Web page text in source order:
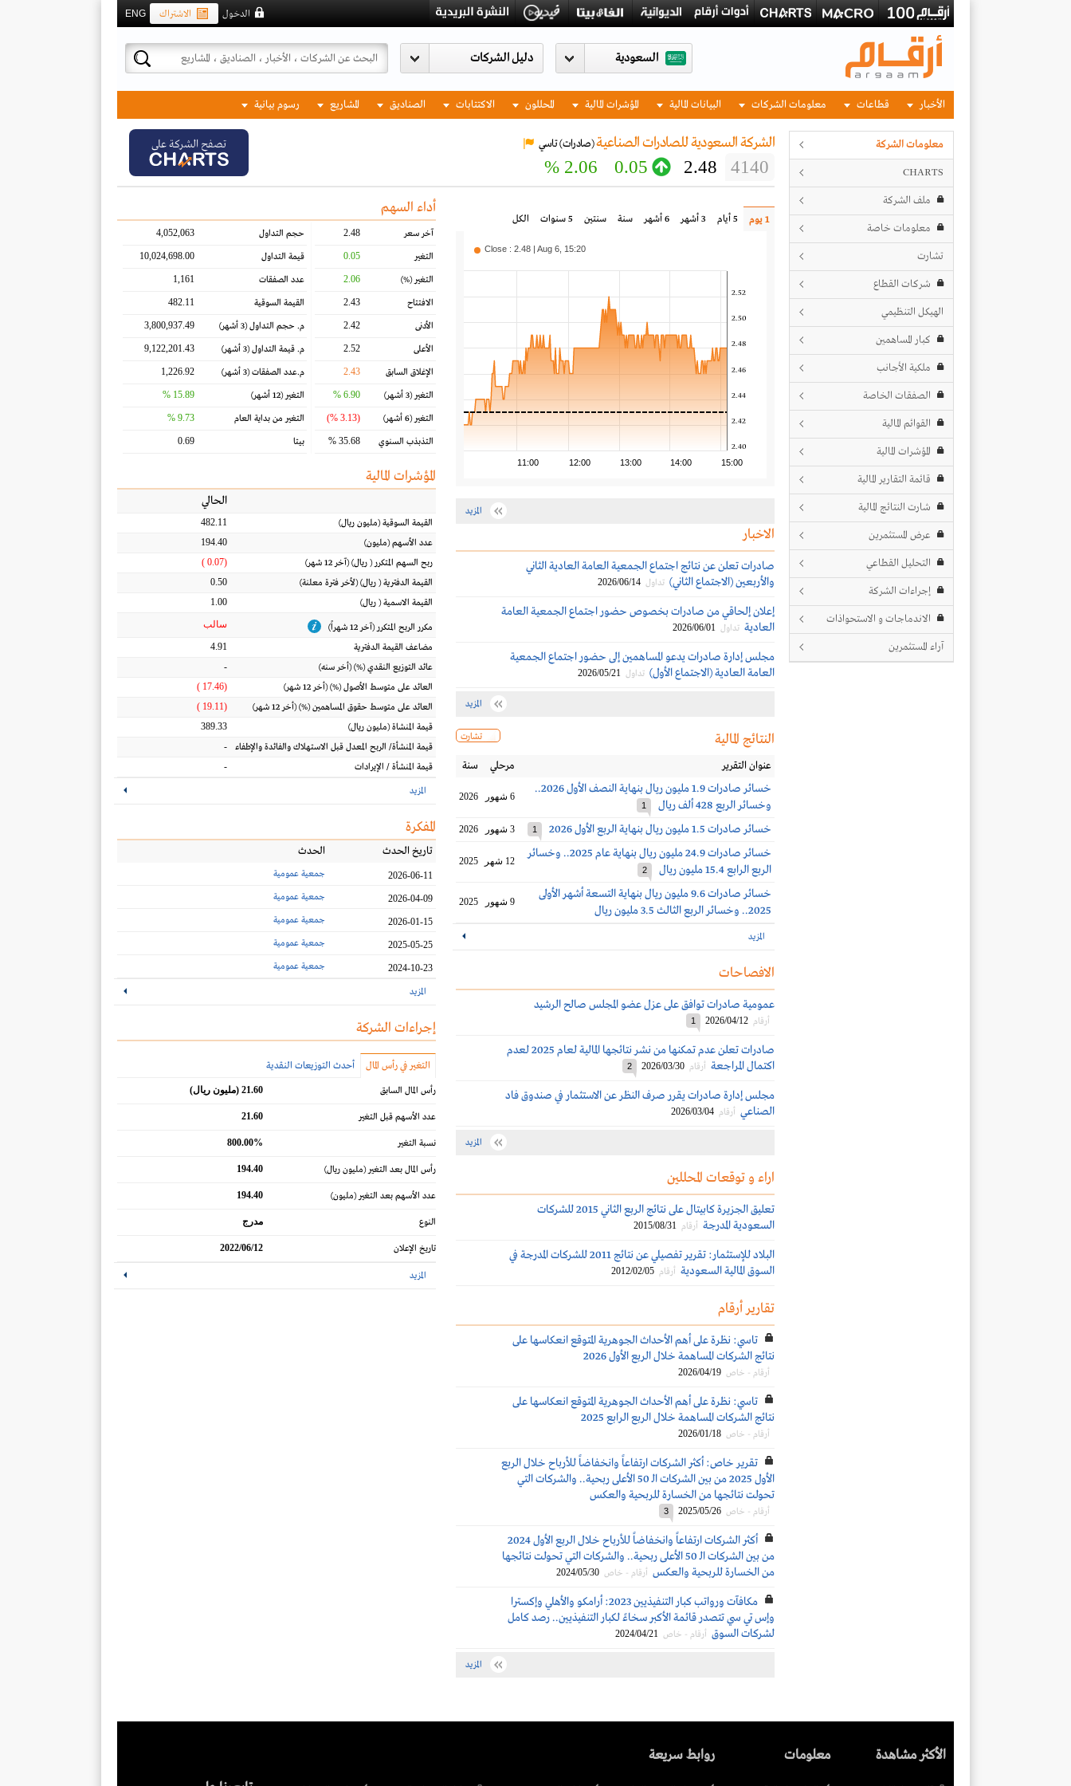
ENG الاشتراك الدخول
السعودية
الأخبار قطاعات معلومات الشركات البيانات المالية المؤشرات المالية المحللون الاكتتابات الصناديق المشاريع رسوم بيانية
معلومات الشركة
CHARTS
ملف الشركة
معلومات خاصة
تشارت
شركات القطاع
الهيكل التنظيمي
كبار المساهمين
ملكية الأجانب
الصفقات الخاصة
القوائم المالية
المؤشرات المالية
قائمة التقارير المالية
شارت النتائج المالية
عرض المستثمرين
التحليل القطاعي
إجراءات الشركة
الاندماجات و الاستحواذات
آراء المستثمرين
الشركة السعودية للصادرات الصناعية(صادرات)تاسي
4140
2.48
0.05
2.06 %
تصفح الشركة على
1 يوم 5 أيام 3 أشهر 6 أشهر سنة سنتين 5 سنوات الكل
11:00 12:00 13:00 14:00 15:00
2.40
2.42
2.44
2.46
2.48
2.50
2.52
Close : 2.48 | Aug 6, 15:20
المزيد
الاخبار
صادرات تعلن عن نتائج اجتماع الجمعية العامة العادية الثاني
والأربعين (الاجتماع الثاني) تداول 2026/06/14
إعلان إلحاقي من صادرات بخصوص حضور اجتماع الجمعية العامة
العادية تداول 2026/06/01
مجلس إدارة صادرات يدعو المساهمين إلى حضور اجتماع الجمعية
العامة العادية (الاجتماع الأول) تداول 2026/05/21
المزيد
تشارت النتائج المالية
عنوان التقرير مرحلي سنة
خسائر صادرات 1.9 مليون ريال بنهاية النصف الأول 2026..
وخسائر الربع 428 ألف ريال
1
6 شهور 2026
خسائر صادرات 1.5 مليون ريال بنهاية الربع الأول 2026 1 3 شهور 2026
خسائر صادرات 24.9 مليون ريال بنهاية عام 2025.. وخسائر
الربع الرابع 15.4 مليون ريال
2
12 شهر 2025
خسائر صادرات 9.6 مليون ريال بنهاية التسعة أشهر الأولى
2025.. وخسائر الربع الثالث 3.5 مليون ريال
9 شهور 2025
المزيد
الافصاحات
عمومية صادرات توافق على عزل عضو المجلس صالح الرشيد
أرقام 2026/04/12
1
صادرات تعلن عدم تمكنها من نشر نتائجها المالية لعام 2025 لعدم
اكتمال المراجعة أرقام 2026/03/30
2
مجلس إدارة صادرات يقرر صرف النظر عن الاستثمار في صندوق فاد
الصناعي أرقام 2026/03/04
المزيد
اراء و توقعات المحللين
تعليق الجزيرة كابيتال على نتائج الربع الثاني 2015 للشركات
السعودية المدرجة‎ أرقام 2015/08/31
البلاد للإستثمار: تقرير تفصيلي عن نتائج 2011 للشركات المدرجة في
السوق المالية السعودية أرقام 2012/02/05
تقارير أرقام
تاسي: نظرة على أهم الأحداث الجوهرية المتوقع انعكاسها على
نتائج الشركات المساهمة خلال الربع الأول 2026
أرقام - خاص 2026/04/19
تاسي: نظرة على أهم الأحداث الجوهرية المتوقع انعكاسها على
نتائج الشركات المساهمة خلال الربع الرابع 2025
أرقام - خاص 2026/01/18
تقرير خاص: أكثر الشركات ارتفاعاً وانخفاضاً للأرباح خلال الربع
الأول 2025 من بين الشركات الـ 50 الأعلى ربحية.. والشركات التي
تحولت نتائجها من الخسارة للربحية والعكس
أرقام - خاص 2025/05/26
3
أكثر الشركات ارتفاعاً وانخفاضاً للأرباح خلال الربع الأول 2024
من بين الشركات الـ 50 الأعلى ربحية.. والشركات التي تحولت نتائجها
من الخسارة للربحية والعكس أرقام - خاص 2024/05/30
مكافآت ورواتب كبار التنفيذيين 2023: أرامكو والأهلي وإكسترا
وإس تي سي تتصدر قائمة الأكبر سخاءً لكبار التنفيذيين.. رصد كامل
لشركات السوق أرقام - خاص 2024/04/21
المزيد
أداء السهم
آخر سعر 2.48
التغير 0.05
التغير(%)
2.06
الافتتاح 2.43
الأدنى 2.42
الأعلى 2.52
الإغلاق السابق 2.43
التغير(3 أشهر) 6.90 %
التغير(6 أشهر) (3.13 %)
التذبذب السنوي 35.68 %
حجم التداول 4,052,063
قيمة التداول 10,024,698.00
عدد الصفقات 1,161
القيمة السوقية 482.11
م. حجم التداول(3 أشهر) 3,800,937.49
م. قيمة التداول(3 أشهر) 9,122,201.43
م.عدد الصفقات(3 أشهر) 1,226.92
التغير(12 أشهر) 15.89 %
التغير من بداية العام 9.73 %
بيتا 0.69
المؤشرات المالية
الحالي
القيمة السوقية(مليون ريال)
482.11
عدد الأسهم(مليون)
194.40
ربح السهم المتكرر( ريال) (آخر 12 شهر)
(0.07 )
القيمة الدفترية( ريال) (لأخر فترة معلنة)
0.50
القيمة الاسمية( ريال)
1.00
مكرر الربح المتكرر (آخر 12 شهراً) سالب
مضاعف القيمة الدفترية
4.91
عائد التوزيع النقدي(%) (أخر سنه)
-
العائد على متوسط الأصول(%) (أخر 12 شهر)
(17.46 )
العائد على متوسط حقوق المساهمين(%) (أخر 12 شهر)
(19.11 )
قيمة المنشاة(مليون ريال)
389.33
قيمة المنشأة/ الربح المعدل قبل الاستهلاك والفائدة والإطفاء
-
قيمة المنشأة / الإيرادات
-
المزيد
المفكرة
تاريخ الحدث الحدث
2026-06-11 جمعية عمومية
2026-04-09 جمعية عمومية
2026-01-15 جمعية عمومية
2025-05-25 جمعية عمومية
2024-10-23 جمعية عمومية
المزيد
إجراءات الشركة
التغير في رأس المال أحدث التوزيعات النقدية
رأس المال السابق 21.60 (مليون ريال)
عدد الأسهم قبل التغير 21.60
نسبة التغير 800.00%
رأس المال بعد التغير(مليون ريال) 194.40
عدد الأسهم بعد التغير(مليون) 194.40
النوع مدرج
تاريخ الإعلان 2022/06/12
المزيد
الأكثر مشاهدة معلومات روابط سريعة